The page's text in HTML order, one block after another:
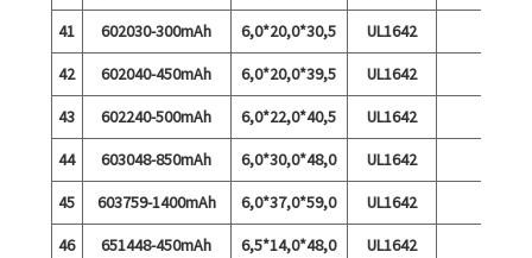
41
602030-300mAh 6,0*20,0*30,5
UL1642
42
602040-450mAh 6,0*20,0*39,5
UL1642
43
602240-500mAh 6,0*22,0*40,5
UL1642
44
603048-850mAh 6,0*30,0*48,0
UL1642
45
603759-1400mAh 6,0*37,0*59,0
UL1642
46
651448-450mAh 6,5*14,0*48,0
UL1642